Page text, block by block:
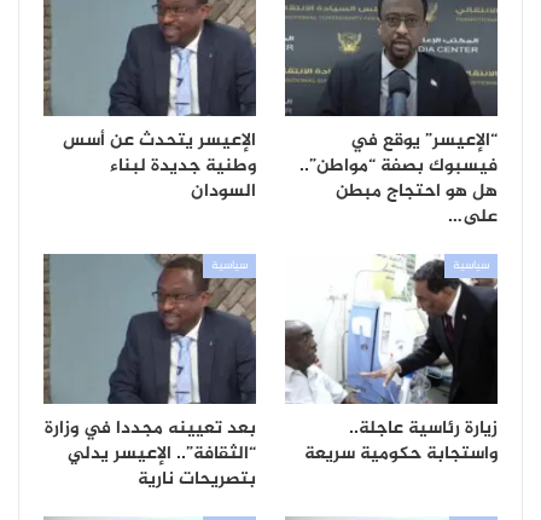
“الإعيسر” يوقع في
فيسبوك بصفة “مواطن”..
هل هو احتجاج مبطن
على…
الإعيسر يتحدث عن أسس
وطنية جديدة لبناء
السودان
سياسية
زيارة رئاسية عاجلة..
واستجابة حكومية سريعة
سياسية
بعد تعيينه مجددا في وزارة
“الثقافة”.. الإعيسر يدلي
بتصريحات نارية